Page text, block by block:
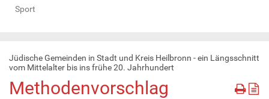
Sport
Jüdische Gemeinden in Stadt und Kreis Heilbronn - ein Längsschnitt
vom Mittelalter bis ins frühe 20. Jahrhundert
Methodenvorschlag